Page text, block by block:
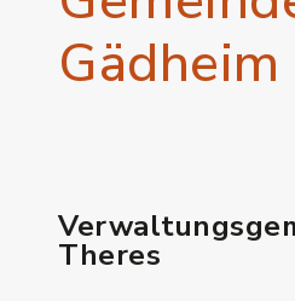
Gädheim
Theres